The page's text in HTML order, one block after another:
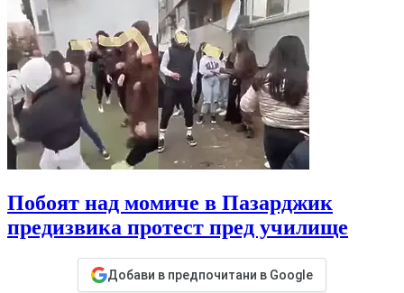
Побоят над момиче в Пазарджик
предизвика протест пред училище
Добави в предпочитани в Google